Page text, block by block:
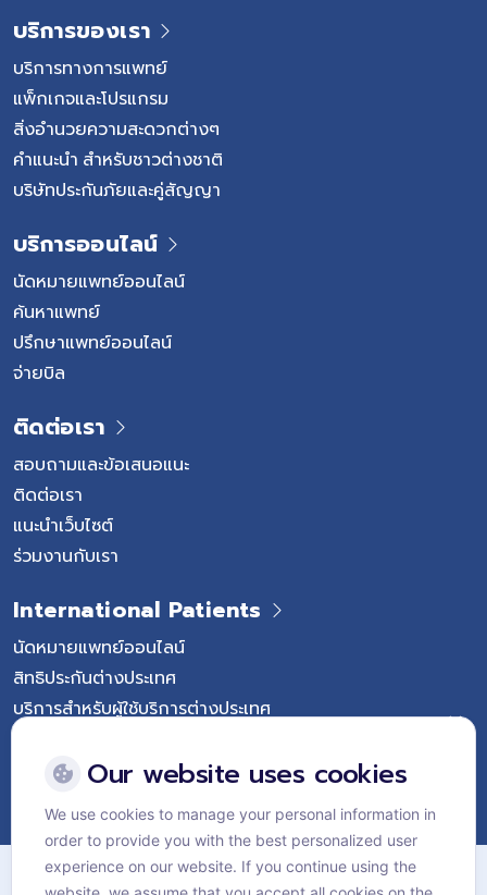
บริการของเรา
บริการทางการแพทย์
แพ็กเกจและโปรแกรม
สิ่งอำนวยความสะดวกต่างๆ
คำแนะนำ สำหรับชาวต่างชาติ
บริษัทประกันภัยและคู่สัญญา
บริการออนไลน์
นัดหมายแพทย์ออนไลน์
ค้นหาแพทย์
ปรึกษาแพทย์ออนไลน์
จ่ายบิล
ติดต่อเรา
สอบถามและข้อเสนอแนะ
ติดต่อเรา
แนะนำเว็บไซต์
ร่วมงานกับเรา
International Patients
นัดหมายแพทย์ออนไลน์
สิทธิประกันต่างประเทศ
บริการสำหรับผู้ใช้บริการต่างประเทศ
Follow Vejthani International Hospital
แผนผังเว็บไซต์
Our website uses cookies
We use cookies to manage your personal information in
order to provide you with the best personalized user
experience on our website. If you continue using the